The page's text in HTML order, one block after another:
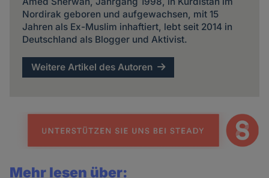
Nordirak geboren und aufgewachsen, mit 15
Jahren als Ex-Muslim inhaftiert, lebt seit 2014 in
Deutschland als Blogger und Aktivist.
Weitere Artikel des Autoren
Mehr lesen über: